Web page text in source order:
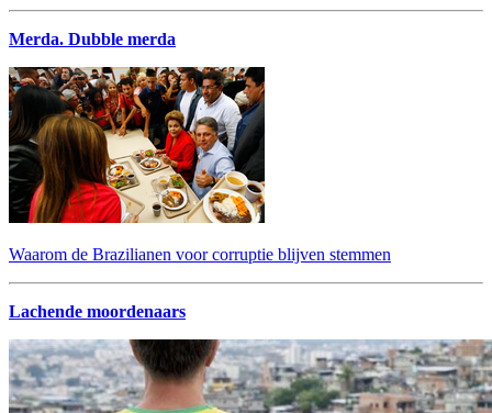
Merda. Dubble merda
Waarom de Brazilianen voor corruptie blijven stemmen
Lachende moordenaars